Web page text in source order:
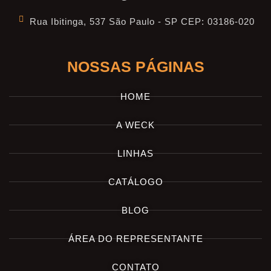
Rua Ibitinga, 537 São Paulo - SP CEP: 03186-020
NOSSAS PÁGINAS
HOME
A WECK
LINHAS
CATÁLOGO
BLOG
ÁREA DO REPRESENTANTE
CONTATO